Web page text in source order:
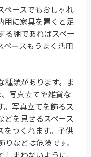
ペースでもおしゃれ
用に家具を置くと足
る棚であればスペー
ペースもうまく活用
種類があります。ま
写真立てや雑貨な
。写真立てを飾るス
どを見せるスペース
をつくれます。子供
などは危険です。
まわないように、